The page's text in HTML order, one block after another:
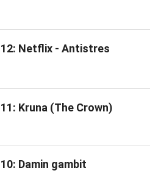
Netflix - Antistres
Kruna (The Crown)
Damin gambit